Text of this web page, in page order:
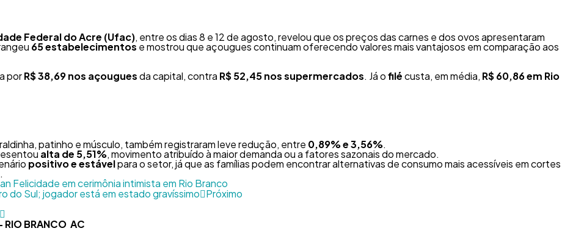
Federal do Acre (Ufac), entre os dias 8 e 12 de agosto, revelou que os preços das carnes e dos ovos apresentaram
65 estabelecimentos e mostrou que açougues continuam oferecendo valores mais vantajosos em comparação aos
porR$ 38,69 nos açouguesda capital, contra R$ 52,45 nos supermercados. Já ofilécusta, em média, R$ 60,86 em Rio
patinho e músculo, também registraram leve redução, entre 0,89% e 3,56%.
alta de 5,51%, movimento atribuído à maior demanda ou a fatores sazonais do mercado.
positivo e estávelpara o setor, já que as famílias podem encontrar alternativas de consumo mais acessíveis em cortes
Felicidade em cerimônia intimista em Rio Branco
do Sul; jogador está em estado gravíssimo Próximo
BRANCO AC